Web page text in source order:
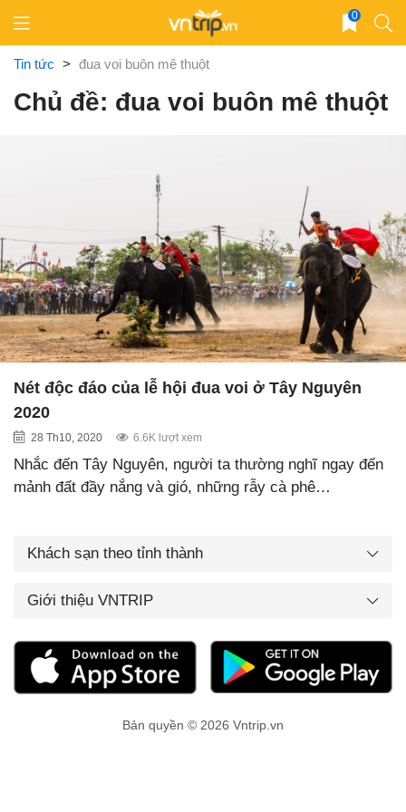
content
0
Tin tức > đua voi buôn mê thuột
Chủ đề: đua voi buôn mê thuột
Nét độc đáo của lễ hội đua voi ở Tây Nguyên
2020
28 Th10, 2020 6.6K lượt xem
Nhắc đến Tây Nguyên, người ta thường nghĩ ngay đến
mảnh đất đầy nắng và gió, những rẫy cà phê…
Khách sạn theo tỉnh thành
Giới thiệu VNTRIP
Bản quyền © 2026 Vntrip.vn